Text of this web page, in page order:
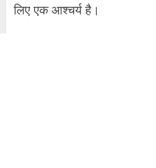
लिए एक आश्चर्य है।